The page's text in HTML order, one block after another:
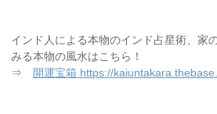
インド人による本物のインド占星術、家
みる本物の風水はこちら！
⇒ 開運宝箱 https://